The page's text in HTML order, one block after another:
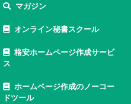
マガジン
オンライン秘書スクール
格安ホームページ作成サービ
ス
ホームページ作成のノーコー
ドツール